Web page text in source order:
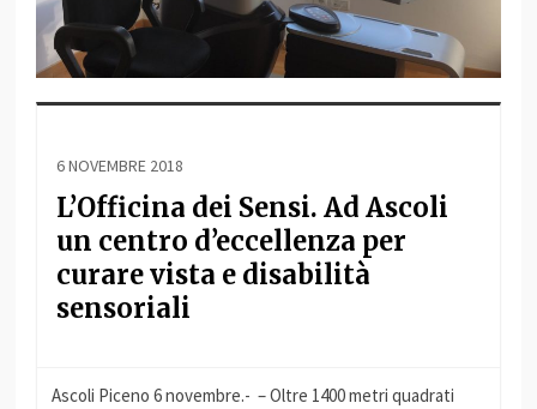
6 NOVEMBRE 2018
L’Officina dei Sensi. Ad Ascoli
un centro d’eccellenza per
curare vista e disabilità
sensoriali
Ascoli Piceno 6 novembre.- – Oltre 1400 metri quadrati